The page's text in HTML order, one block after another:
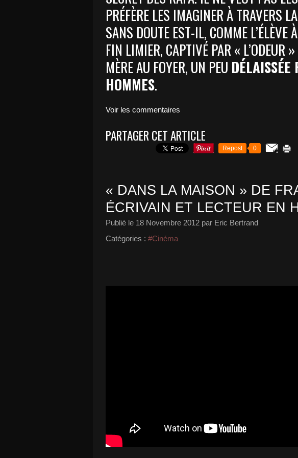
PRÉFÈRE LES IMAGINER À TRAVERS
SANS DOUTE EST-IL, COMME L’ÉLÈVE
FIN LIMIER, CAPTIVÉ PAR « L’ODEUR
MÈRE AU FOYER, UN PEU DÉLAISSÉE
HOMMES.
Voir les commentaires
PARTAGER CET ARTICLE
Repost 0
« DANS LA MAISON » DE
ÉCRIVAIN ET LECTEUR EN
Publié le 18 Novembre 2012 par Eric Bertrand
Catégories : #Cinéma